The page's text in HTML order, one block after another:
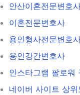
안산이혼전문변호
이혼전문변호사
용인형사전문변호
용인강간변호사
인스타그램 팔로워
네이버 사이트 상위